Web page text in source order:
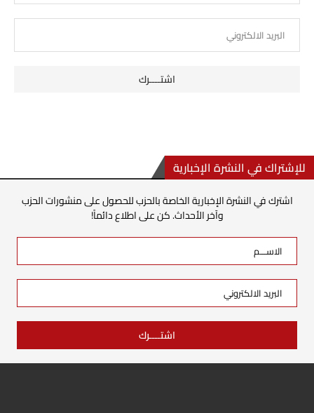
للإشتراك في النشرة الإخبارية
اشترك في النشرة الإخبارية الخاصة بالحزب للحصول على منشورات الحزب
وآخر الأحداث. كن على اطلاع دائماً!